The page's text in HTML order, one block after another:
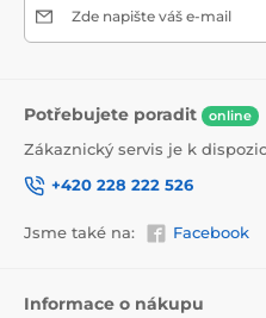
Ekologické řešení pro
a proto se nemusíte
Zde napište váš e-mail
Potřebujete poradit online
Zákaznický servis je k
+420 228 222 526
Jsme také na: Facebook
Informace o nákupu